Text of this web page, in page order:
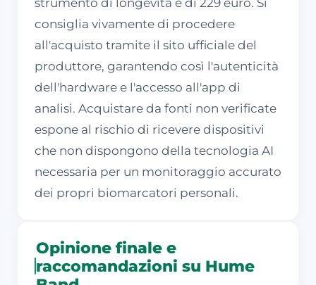
strumento di longevità è di 229 euro. Si
consiglia vivamente di procedere
all'acquisto tramite il sito ufficiale del
produttore, garantendo così l'autenticità
dell'hardware e l'accesso all'app di
analisi. Acquistare da fonti non verificate
espone al rischio di ricevere dispositivi
che non dispongono della tecnologia AI
necessaria per un monitoraggio accurato
dei propri biomarcatori personali.
Opinione finale e
raccomandazioni su Hume